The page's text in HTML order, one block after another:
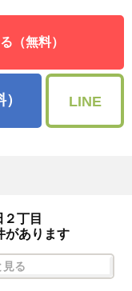
（無料）
LINE
丁目
があります
見る